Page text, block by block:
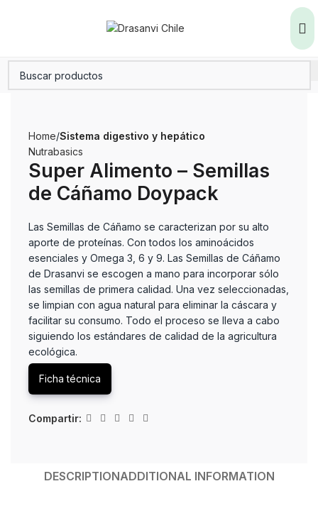
Home Sistema digestivo y hepático
Nutrabasics
Super Alimento – Semillas
de Cáñamo Doypack
Las Semillas de Cáñamo se caracterizan por su alto
aporte de proteínas. Con todos los aminoácidos
esenciales y Omega 3, 6 y 9. Las Semillas de Cáñamo
de Drasanvi se escogen a mano para incorporar sólo
las semillas de primera calidad. Una vez seleccionadas,
se limpian con agua natural para eliminar la cáscara y
facilitar su consumo. Todo el proceso se lleva a cabo
siguiendo los estándares de calidad de la agricultura
ecológica.
Ficha técnica
Compartir:
DESCRIPTIONADDITIONAL INFORMATION